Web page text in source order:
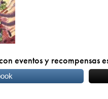
eventos y recompensas